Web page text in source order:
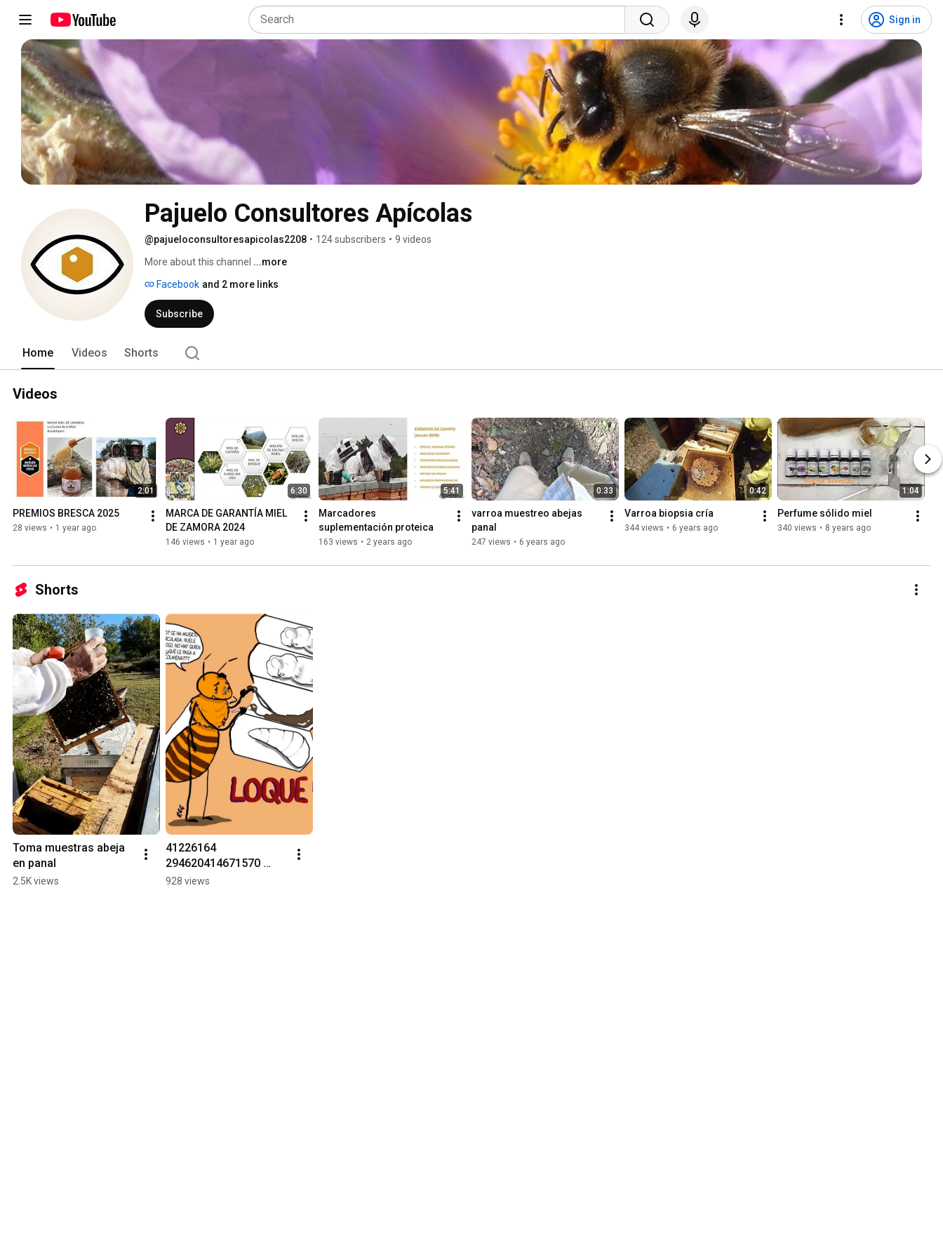
Sign in
Pajuelo Consultores Apícolas
@pajueloconsultoresapicolas2208 • 124 subscribers • 9 videos
More about this channel ...more
Facebook and 2 more links
Subscribe
Home Videos Shorts
Videos
2:01
PREMIOS BRESCA 2025
28 views • 1 year ago
6:30
MARCA DE GARANTÍA MIEL
DE ZAMORA 2024
146 views • 1 year ago
5:41
Marcadores
suplementación proteica
163 views • 2 years ago
0:33
varroa muestreo abejas
panal
247 views • 6 years ago
0:42
Varroa biopsia cría
344 views • 6 years ago
1:04
Perfume sólido miel
340 views • 8 years ago
Shorts
Toma muestras abeja
en panal
2.5K views
41226164
294620414671570
2001052965745459200
928 views